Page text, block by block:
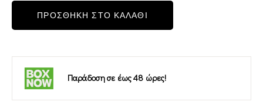
ΠΡΟΣΘΗΚΗ ΣΤΟ ΚΑΛΑΘΙ
Παράδοση σε έως 48 ώρες!